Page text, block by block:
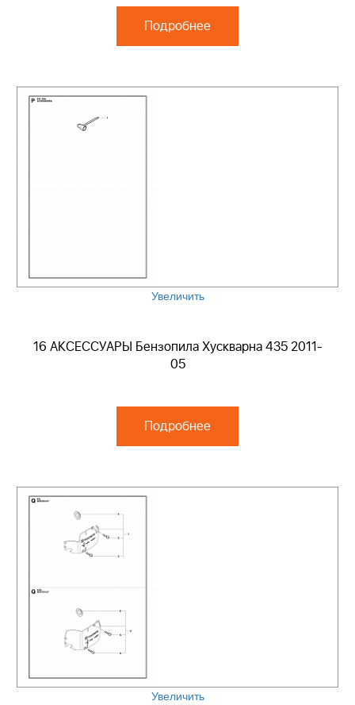
Подробнее
Увеличить
16 АКСЕССУАРЫ Бензопила Хускварна 435 2011-
05
Подробнее
Увеличить